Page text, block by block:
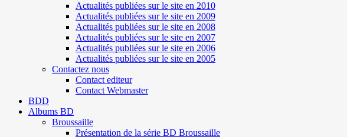
Actualités publiées sur le site en 2010
Actualités publiées sur le site en 2009
Actualités publiées sur le site en 2008
Actualités publiées sur le site en 2007
Actualités publiées sur le site en 2006
Actualités publiées sur le site en 2005
Contactez nous
Contact editeur
Contact Webmaster
BDD
Albums BD
Broussaille
Présentation de la série BD Broussaille